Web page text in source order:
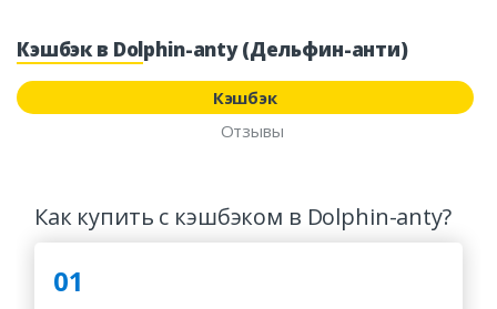
Кэшбэк в Dolphin-anty (Дельфин-анти)
Кэшбэк
Отзывы
Как купить с кэшбэком в Dolphin-anty?
01